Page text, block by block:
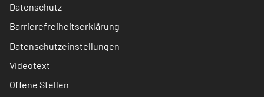
Datenschutz
Barrierefreiheitserklärung
Datenschutzeinstellungen
Videotext
Offene Stellen